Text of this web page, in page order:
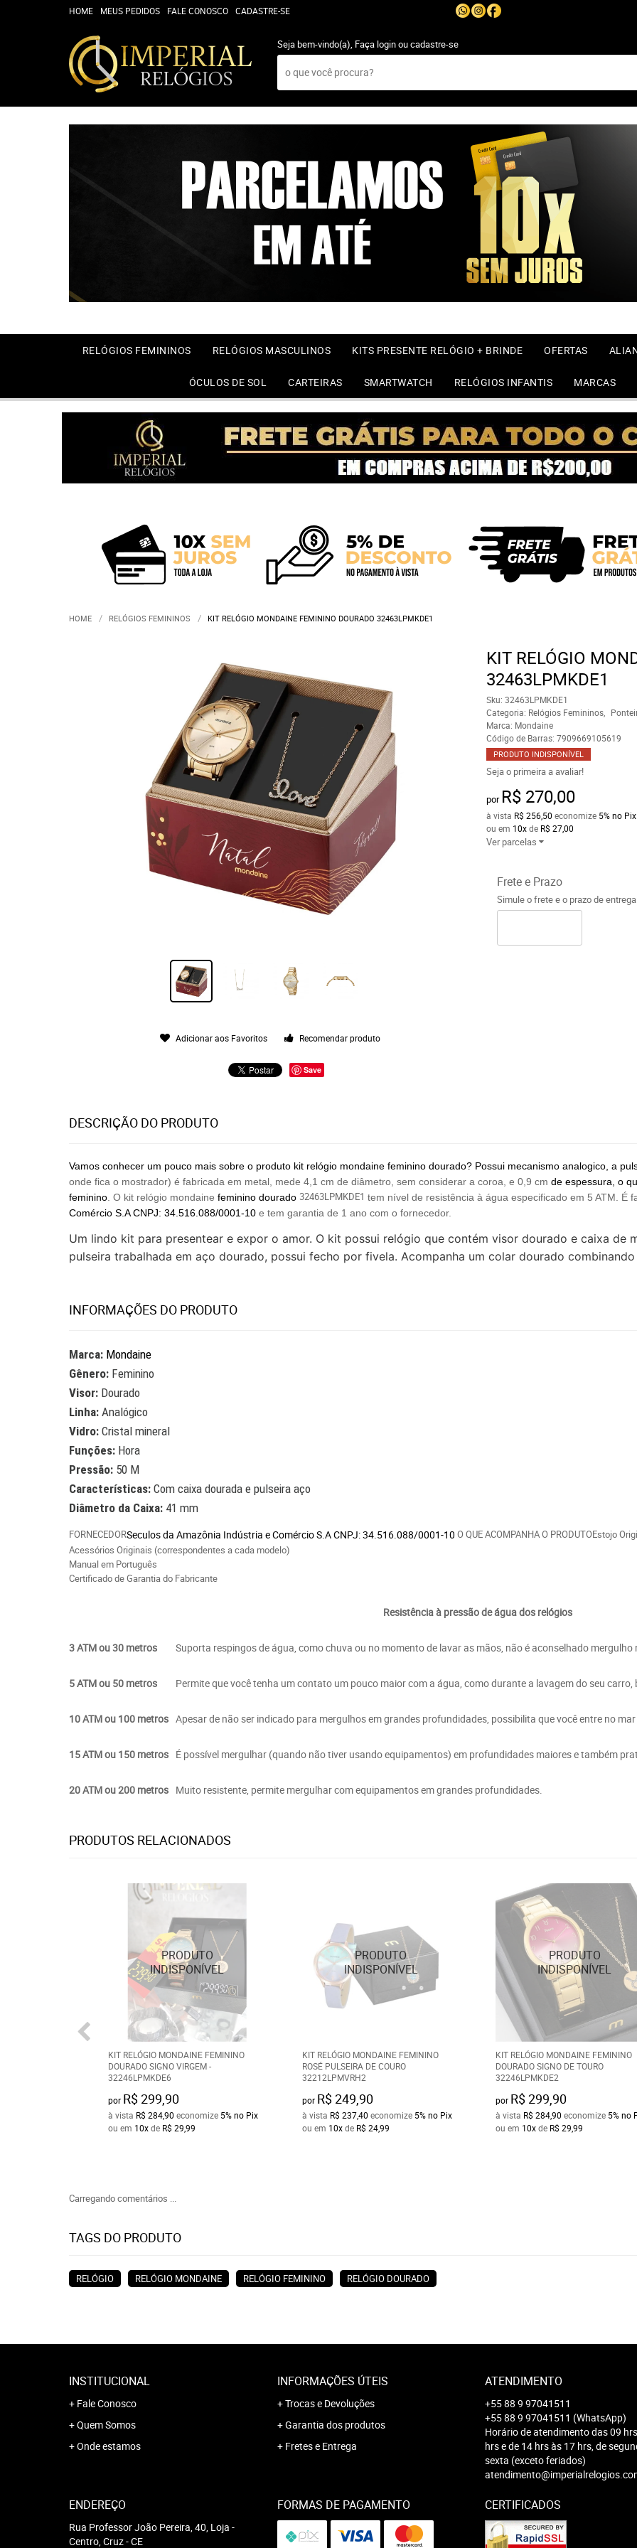
HOME MEUS PEDIDOS FALE CONOSCO CADASTRE-SE
Seja bem-vindo(a), Faça loginoucadastre-se
RELÓGIOS FEMININOS RELÓGIOS MASCULINOS KITS PRESENTE RELÓGIO + BRINDE OFERTAS
ÓCULOS DE SOL CARTEIRAS SMARTWATCH RELÓGIOS INFANTIS MARCAS
HOME RELÓGIOS FEMININOS KIT RELÓGIO MONDAINE FEMININO DOURADO 32463LPMKDE1
Adicionar aos Favoritos Recomendar produto
Save
KIT RELÓGIO
32463LPMKDE1
Sku: 32463LPMKDE1
Categoria: Relógios Femininos
Marca: Mondaine
Código de Barras: 7909669105619
PRODUTO INDISPONÍVEL
Seja o primeira a avaliar!
por R$ 270,00
à vista R$ 256,50 economize 5% no Pix
ou em 10xde R$ 27,00
Ver parcelas
Frete e Prazo
Simule o frete e o prazo de
DESCRIÇÃO DO PRODUTO
Vamos conhecer um pouco mais sobre o produto kit relógio mondaine feminino dourado? Possui mecanismo analogico, a
onde fica o mostrador) é fabricada em metal, mede 4,1 cm de diâmetro, sem considerar a coroa, e 0,9 cm de espessura, o
feminino . O kit relógio mondaine feminino dourado 32463LPMKDE1 tem nível de resistência à água especificado em 5 ATM. É
Comércio S.A CNPJ: 34.516.088/0001-10 e tem garantia de 1 ano com o fornecedor.
Um lindo kit para presentear e expor o amor. O kit possui relógio que contém visor dourado e caixa de
pulseira trabalhada em aço dourado, possui fecho por fivela. Acompanha um colar dourado
INFORMAÇÕES DO PRODUTO
Marca: Mondaine
Gênero: Feminino
Visor: Dourado
Linha: Analógico
Vidro: Cristal mineral
Funções: Hora
Pressão: 50 M
Características: Com caixa dourada e pulseira aço
Diâmetro da Caixa: 41 mm
FORNECEDORSeculos da Amazônia Indústria e ComércioS.A CNPJ: 34.516.088/0001-10 O QUE ACOMPANHA O PRODUTOEstojo
Acessórios Originais (correspondentes a cada modelo)
Manual em Português
Certificado de Garantia do Fabricante
Resistência à pressão de água dos relógios
3 ATM ou 30 metros Suporta respingos de água, como chuva ou no momento de lavar as mãos, não é aconselhado
5 ATM ou 50 metros Permite que você tenha um contato um pouco maior com a água, como durante a lavagem do seu
10 ATM ou 100 metros Apesar de não ser indicado para mergulhos em grandes profundidades, possibilita que você entre no
15 ATM ou 150 metros É possível mergulhar (quando não tiver usando equipamentos) em profundidades maiores e também
20 ATM ou 200 metros Muito resistente, permite mergulhar com equipamentos em grandes profundidades.
PRODUTOS RELACIONADOS
KIT RELÓGIO MONDAINE FEMININO
DOURADO SIGNO VIRGEM -
32246LPMKDE6
por R$ 299,90
à vista R$ 284,90 economize 5%no Pix
ou em 10xde R$ 29,99
KIT RELÓGIO MONDAINE FEMININO
ROSÉ PULSEIRA DE COURO
32212LPMVRH2
por R$ 249,90
à vista R$ 237,40 economize 5% no Pix
ou em 10xde R$ 24,99
KIT RELÓGIO MONDAINE FEMININO
DOURADO SIGNO DE TOURO
32246LPMKDE2
por R$ 299,90
à vista R$ 284,90 economize 5%no
ou em 10xde R$ 29,99
Carregando comentários ...
TAGS DO PRODUTO
RELÓGIO RELÓGIO MONDAINE RELÓGIO FEMININO RELÓGIO DOURADO
INSTITUCIONAL
Fale Conosco
Quem Somos
Onde estamos
INFORMAÇÕES ÚTEIS
Trocas e Devoluções
Garantia dos produtos
Fretes e Entrega
ATENDIMENTO
+55 88 9 97041511
+55 88 9 97041511 (WhatsApp)
Horário de atendimento das 09
hrs e de 14 hrs às 17 hrs, de
sexta (exceto feriados)
ENDEREÇO
Rua Professor João Pereira, 40, Loja -
Centro, Cruz-CE
FORMAS DE PAGAMENTO CERTIFICADOS